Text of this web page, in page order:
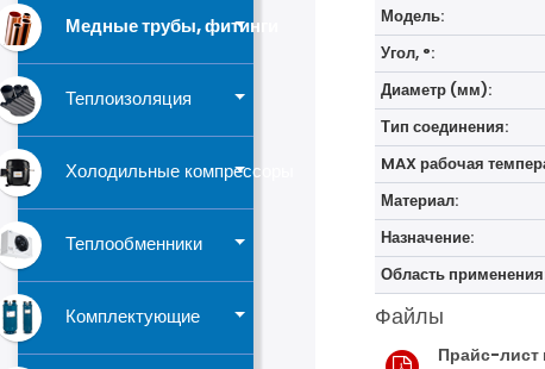
Медные трубы, фитинги
Теплоизоляция
Холодильные компрессоры
Теплообменники
Комплектующие
Модель:
Угол, °:
Диаметр (мм):
Тип соединения:
MAX рабочая
Материал:
Назначение:
Область
Файлы
Прайс-лист